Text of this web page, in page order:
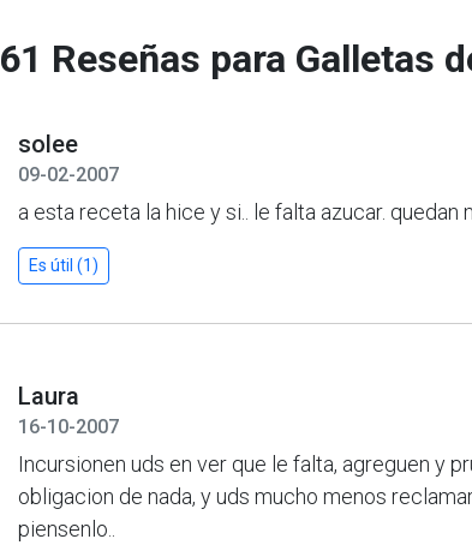
61 Reseñas para Galletas
solee
09-02-2007
a esta receta la hice y si.. le falta azucar. quedan
Es útil (1)
Laura
16-10-2007
Incursionen uds en ver que le falta, agreguen y
obligacion de nada, y uds mucho menos
piensenlo..